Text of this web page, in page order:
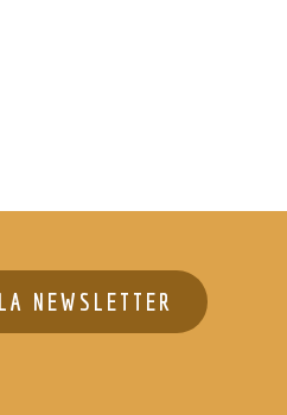
NEWSLETTER